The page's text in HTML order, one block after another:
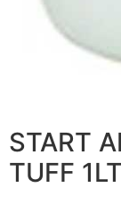
START
TUFF